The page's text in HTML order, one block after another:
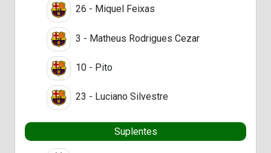
26 - Miquel Feixas
3 - Matheus Rodrigues Cezar
10 - Pito
23 - Luciano Silvestre
Suplentes